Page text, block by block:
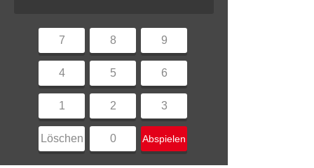
7 8 9
4 5 6
1 2 3
Löschen 0 Abspielen